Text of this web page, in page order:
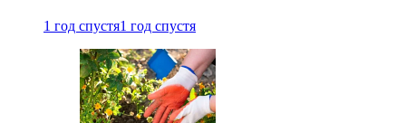
1 год спустя1 год спустя